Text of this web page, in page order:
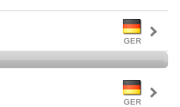
GER
GER